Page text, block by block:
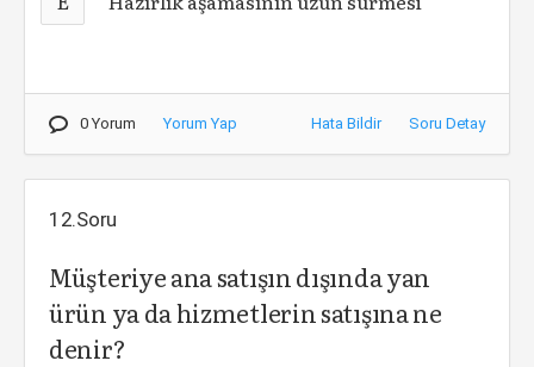
0 Yorum Yorum Yap Hata Bildir Soru Detay
12.Soru
Müşteriye ana satışın dışında yan
ürün ya da hizmetlerin satışına ne
denir?